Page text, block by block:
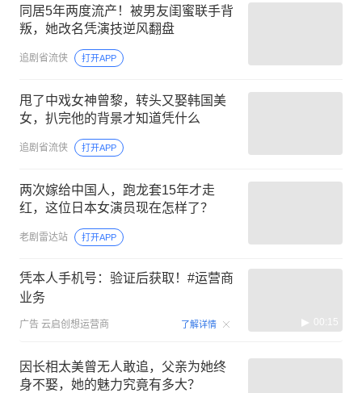
同居5年两度流产！被男友闺蜜联手背
叛，她改名凭演技逆风翻盘
追剧省流侠 打开APP
甩了中戏女神曾黎，转头又娶韩国美
女，扒完他的背景才知道凭什么
追剧省流侠 打开APP
两次嫁给中国人，跑龙套15年才走
红，这位日本女演员现在怎样了？
老剧雷达站 打开APP
凭本人手机号：验证后获取！#运营商
业务
广告 云启创想运营商 了解详情 00:15
因长相太美曾无人敢追，父亲为她终
身不娶，她的魅力究竟有多大？